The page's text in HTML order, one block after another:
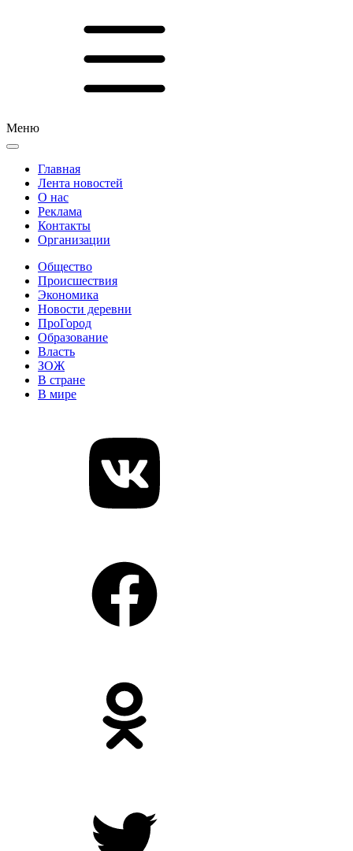
Меню
Главная
Лента новостей
О нас
Реклама
Контакты
Организации
Общество
Происшествия
Экономика
Новости деревни
ПроГород
Образование
Власть
ЗОЖ
В стране
В мире